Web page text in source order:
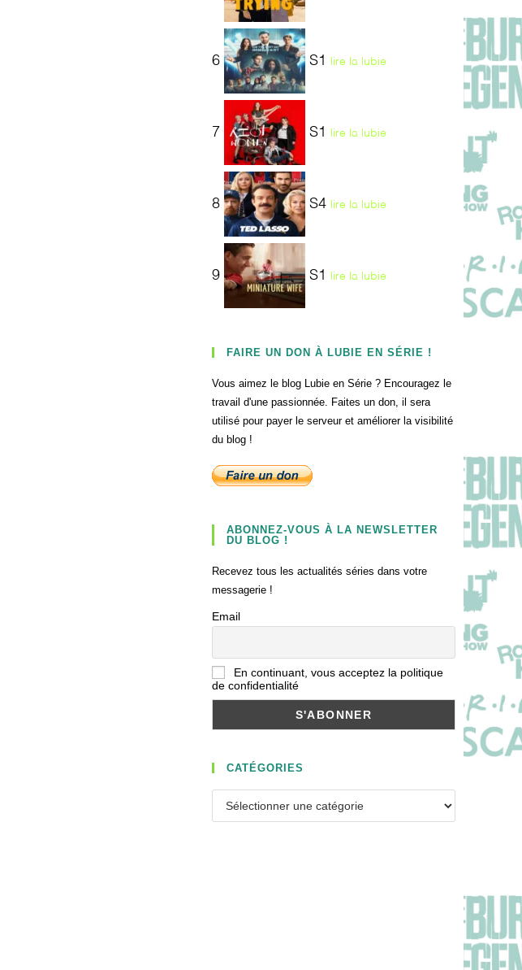
6 S1 lire la lubie
7 S1 lire la lubie
8 S4 lire la lubie
9 S1 lire la lubie
FAIRE UN DON À LUBIE EN SÉRIE !
Vous aimez le blog Lubie en Série ? Encouragez le
travail d'une passionnée. Faites un don, il sera
utilisé pour payer le serveur et améliorer la visibilité
du blog !
ABONNEZ-VOUS À LA NEWSLETTER
DU BLOG !
Recevez tous les actualités séries dans votre
messagerie !
Email
En continuant, vous acceptez la politique
de confidentialité
CATÉGORIES